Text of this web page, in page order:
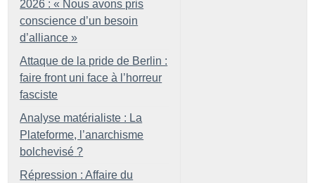
2026 : « Nous avons pris
conscience d’un besoin
d’alliance »
Attaque de la pride de Berlin :
faire front uni face à l’horreur
fasciste
Analyse matérialiste : La
Plateforme, l’anarchisme
bolchevisé ?
Répression : Affaire du